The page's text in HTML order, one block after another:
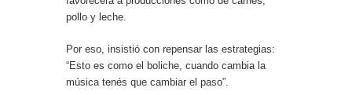
pollo y leche.
Por eso, insistió con repensar las estrategias:
“Esto es como el boliche, cuando cambia la
música tenés que cambiar el paso”.